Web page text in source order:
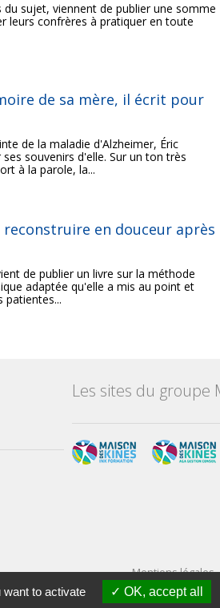
du sujet, viennent de publier une somme
leurs confrères à pratiquer en toute
de sa mère, il écrit pour
de la maladie d'Alzheimer, Éric
souvenirs d'elle. Sur un ton très
à la parole, la...
en douceur après
de publier un livre sur la méthode
adaptée qu'elle a mis au point et
patientes...
Les sites du groupe
Mentions légales
to activate
OK, accept all